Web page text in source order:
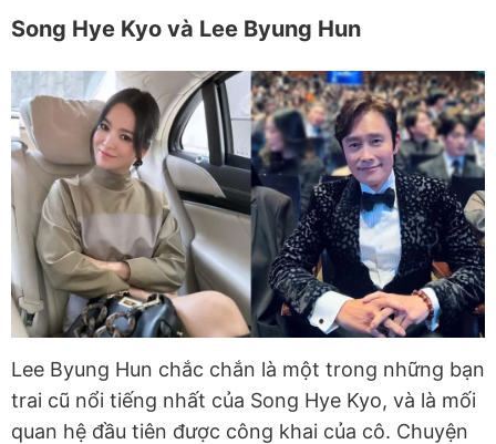
Song Hye Kyo và Lee Byung Hun
Lee Byung Hun chắc chắn là một trong những bạn
trai cũ nổi tiếng nhất của Song Hye Kyo, và là mối
quan hệ đầu tiên được công khai của cô. Chuyện